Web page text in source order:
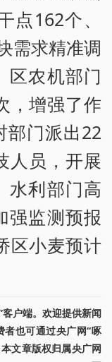
点162个、
需求精准调
区农机部门
，增强了作
部门派出22
人员，开展
水利部门高
强监测预报
区小麦预计
户端。欢迎提供新闻
也可通过央广网“啄
文章版权归属央广网